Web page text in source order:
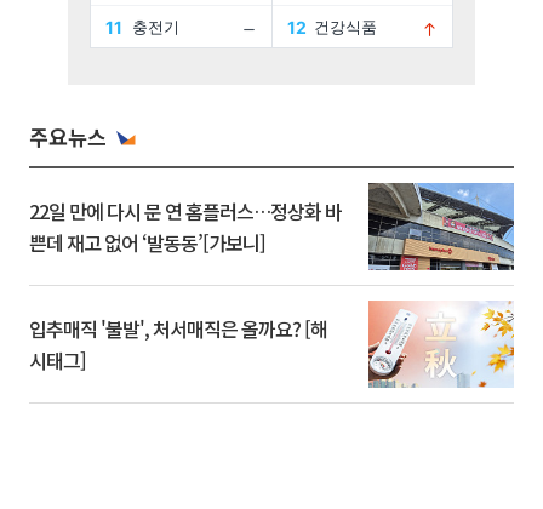
주요뉴스
22일 만에 다시 문 연 홈플러스…정상화 바
쁜데 재고 없어 ‘발동동’[가보니]
입추매직 '불발', 처서매직은 올까요? [해
시태그]